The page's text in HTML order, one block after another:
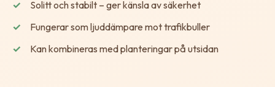
Solitt och stabilt – ger känsla av säkerhet
Fungerar som ljuddämpare mot trafikbuller
Kan kombineras med planteringar på utsidan